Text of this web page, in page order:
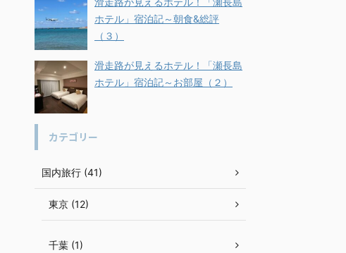
ホテル」宿泊記～朝食&総評
（３）
滑走路が見えるホテル！「瀬長島
ホテル」宿泊記～お部屋（２）
カテゴリー
国内旅行 (41)
東京 (12)
千葉 (1)